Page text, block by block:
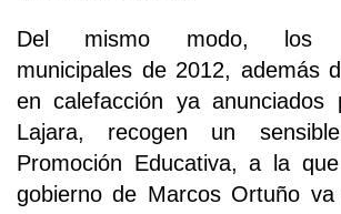
Del mismo modo, los
municipales de 2012, además
en calefacción ya anunciados
Lajara, recogen un
Promoción Educativa, a la
gobierno de Marcos Ortuño